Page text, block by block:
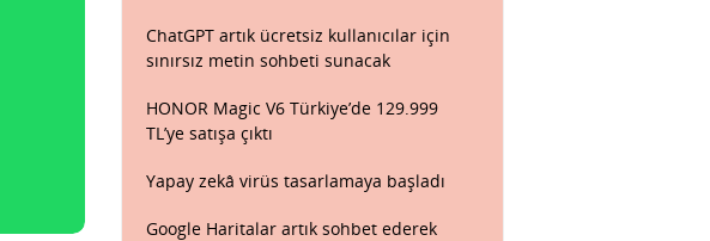
ChatGPT artık ücretsiz kullanıcılar için
sınırsız metin sohbeti sunacak
HONOR Magic V6 Türkiye’de 129.999
TL’ye satışa çıktı
Yapay zekâ virüs tasarlamaya başladı
Google Haritalar artık sohbet ederek